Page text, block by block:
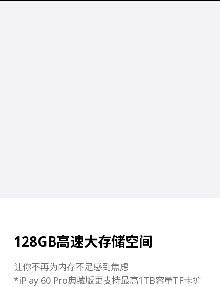
128GB高速大存储空间
让你不再为内存不足感到焦虑
*iPlay 60 Pro典藏版更支持最高1TB容量TF卡扩